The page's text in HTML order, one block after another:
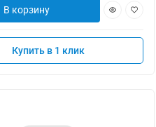
В корзину
Купить в 1 клик